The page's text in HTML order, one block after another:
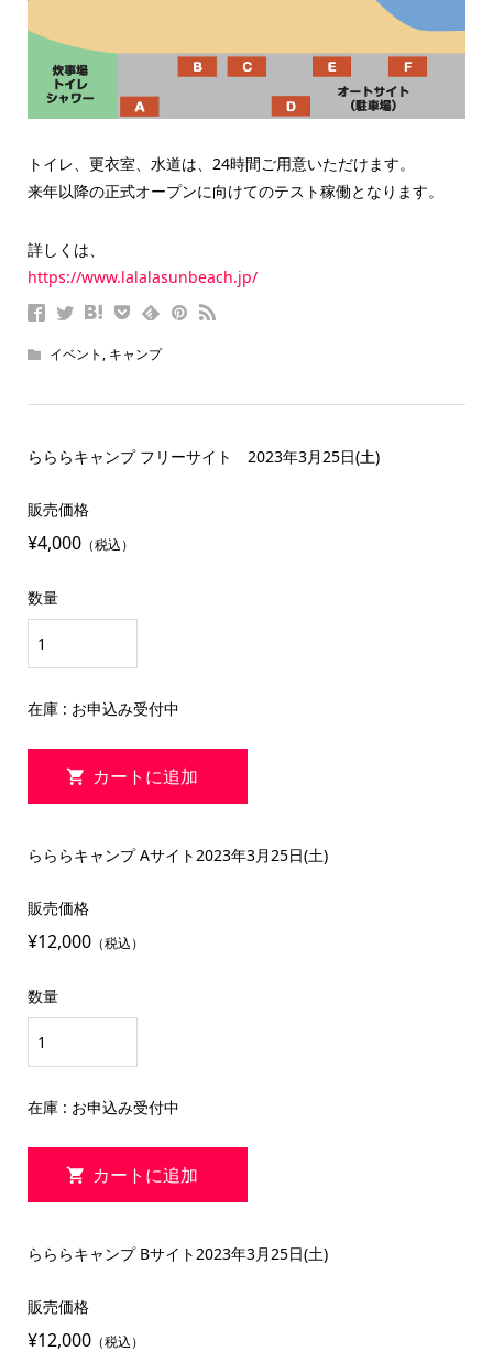
トイレ、更衣室、水道は、24時間ご用意いただけます。
来年以降の正式オープンに向けてのテスト稼働となります。
詳しくは、
https://www.lalalasunbeach.jp/
イベント, キャンプ
らららキャンプ フリーサイト 2023年3月25日(土)
販売価格
¥4,000（税込）
数量
在庫 : お申込み受付中
らららキャンプ Aサイト2023年3月25日(土)
販売価格
¥12,000（税込）
数量
在庫 : お申込み受付中
らららキャンプ Bサイト2023年3月25日(土)
販売価格
¥12,000（税込）